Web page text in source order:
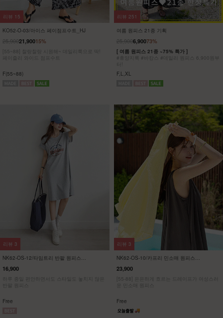
KO32-T-01/파리 호일프린팅 반팔티
75%
23,9005,900
[ 한정수량 특가 ]
[55~120] 유니크한 골드 프린팅!! 반팔티/박시
F(55~77),L(88~100),XL(110~120)
리뷰 8
KO62-T-20/위겟 박스반팔티_DY
19,900
[55-100] 가볍고 시원한 원단은 물론
피부에 달라붙지 않아 하루종일 쾌적해!
F,L
리뷰 5
NK32-P-1/에이지 와이드 팬츠
23,900
[55~120] 여성스러운 스커트처럼, 맥시멈 와이
드핏 밴딩팬츠
Free
리뷰 57
KO22-T-12/배색 브이넥 스판티
19,9007,900
[ 한정수량 특가 ]
M(~66),L(~88),XL(~100),1(~120)
리뷰 21